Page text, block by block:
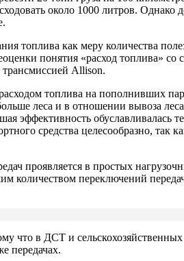
около 1000 литров. Однако
топлива как меру количества
понятия «расход топлива» со
трансмиссией Allison.
топлива на пополнивших
леса и в отношении вывоза
эффективность
средства целесообразно, так
проявляется в простых
количеством переключений
что в ДСТ и
передачах.